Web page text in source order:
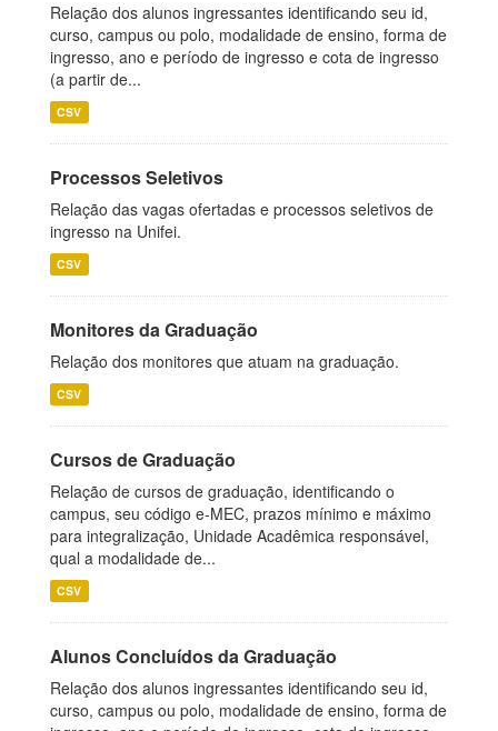
Relação dos alunos ingressantes identificando seu id,
curso, campus ou polo, modalidade de ensino, forma de
ingresso, ano e período de ingresso e cota de ingresso
(a partir de...
CSV
Processos Seletivos
Relação das vagas ofertadas e processos seletivos de
ingresso na Unifei.
CSV
Monitores da Graduação
Relação dos monitores que atuam na graduação.
CSV
Cursos de Graduação
Relação de cursos de graduação, identificando o
campus, seu código e-MEC, prazos mínimo e máximo
para integralização, Unidade Acadêmica responsável,
qual a modalidade de...
CSV
Alunos Concluídos da Graduação
Relação dos alunos ingressantes identificando seu id,
curso, campus ou polo, modalidade de ensino, forma de